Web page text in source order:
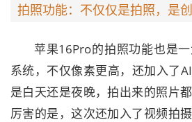
拍照功能：不仅仅是拍照，是
苹果16Pro的拍照功能也是
系统，不仅像素更高，还加入了
是白天还是夜晚，拍出来的照片
厉害的是，这次还加入了视频拍